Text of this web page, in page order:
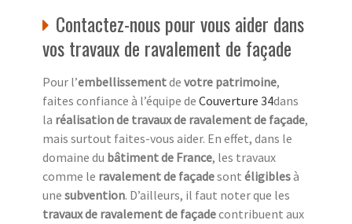
Contactez-nous pour vous aider dans
vos travaux de ravalement de façade
Pour l’embellissementde votre patrimoine,
faites confiance à l’équipe de Couverture 34dans
la réalisation de travaux de ravalement de façade,
mais surtout faites-vous aider. En effet, dans le
domaine du bâtiment de France, les travaux
comme le ravalement de façadesont éligiblesà
une subvention. D’ailleurs, il faut noter que les
travaux de ravalement de façadecontribuent aux